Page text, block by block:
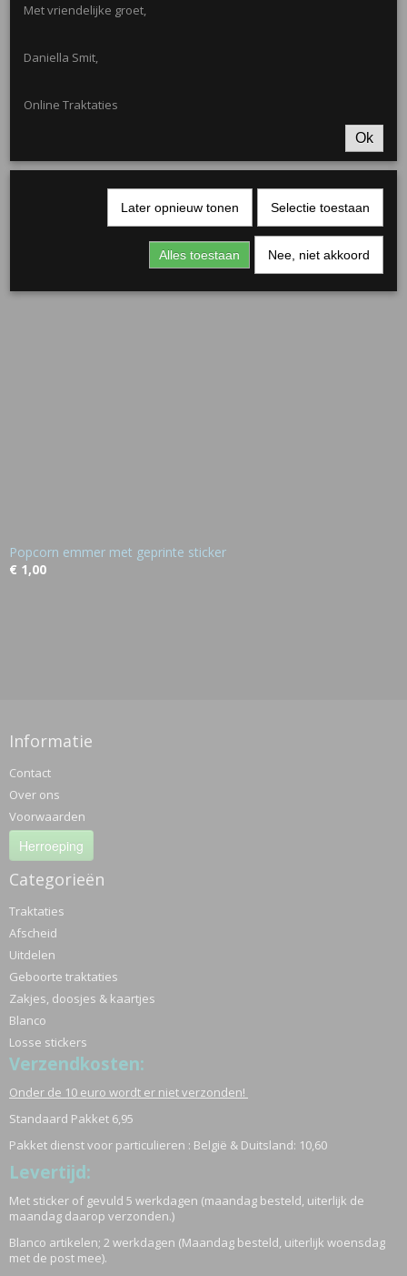
Popcorn emmer met geprinte sticker
€ 1,00
Informatie
Contact
Over ons
Voorwaarden
Herroeping
Categorieën
Traktaties
Afscheid
Uitdelen
Geboorte traktaties
Zakjes, doosjes & kaartjes
Blanco
Losse stickers
Verzendkosten:
Onder de 10 euro wordt er niet verzonden!
Standaard Pakket 6,95
Pakket dienst voor particulieren : België & Duitsland: 10,60
Levertijd:
Met sticker of gevuld 5 werkdagen (maandag besteld, uiterlijk de
maandag daarop verzonden.)
Blanco artikelen; 2 werkdagen (Maandag besteld, uiterlijk woensdag
met de post mee).
Met vriendelijke groet,
Daniella Smit,
Online Traktaties
Ok
Later opnieuw tonen Selectie toestaan
Alles toestaan Nee, niet akkoord